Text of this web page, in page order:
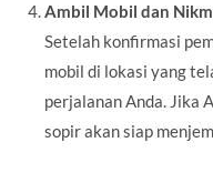
Ambil Mobil dan
Setelah konfirmasi
mobil di lokasi yang
perjalanan Anda. Jika
sopir akan siap